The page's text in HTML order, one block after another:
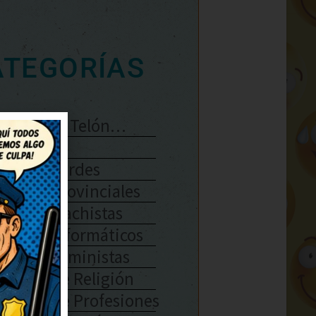
Abre El Telón…
Verdes
Provinciales
Machistas
Informáticos
Feministas
De Religión
De Profesiones